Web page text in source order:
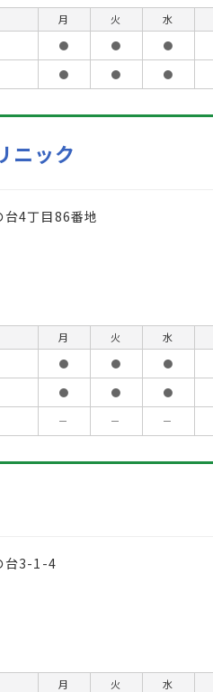
月 火 水
● ● ●
● ● ●
ニック
台4丁目86番地
月 火 水
● ● ●
● ● ●
－ － －
台3-1-4
月 火 水